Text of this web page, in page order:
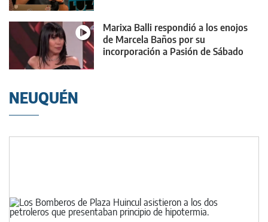
Marixa Balli respondió a los enojos
de Marcela Baños por su
incorporación a Pasión de Sábado
NEUQUÉN